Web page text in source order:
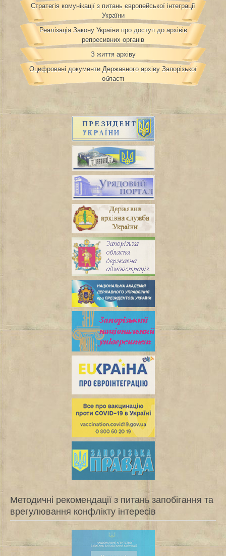
Стратегія комунікації з питань європейської інтеграції
України
Реалізація Закону України про доступ до архівів
репресивних органів
З життя архіву
Оцифровані документи Державного архіву Запорізької
області
Методичні рекомендації з питань запобігання та
врегулювання конфлікту інтересів